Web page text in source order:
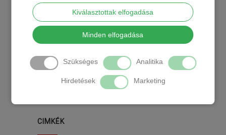
Kiválasztottak elfogadása
Minden elfogadása
Szükséges Analitika
Hirdetések Marketing
KATEGÓRIA
TEMPOMAT TEMPOMAT BESZERELÉS
UTÓLAGOS TEMPOMAT
CIMKÉK